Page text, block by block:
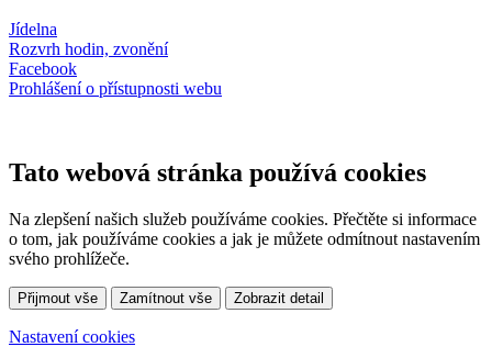
Jídelna
Rozvrh hodin, zvonění
Facebook
Prohlášení o přístupnosti webu
Tato webová stránka používá cookies
Na zlepšení našich služeb používáme cookies. Přečtěte si informace
o tom, jak používáme cookies a jak je můžete odmítnout nastavením
svého prohlížeče.
Přijmout vše Zamítnout vše Zobrazit detail
Nastavení cookies